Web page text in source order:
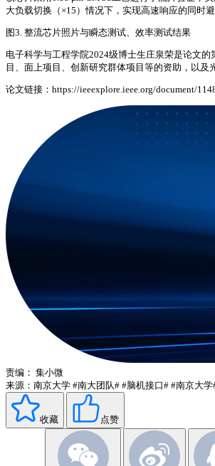
大负载切换（×15）情况下，实现高速响应的同时
图3. 整流芯片照片与瞬态测试、效率测试结果
电子科学与工程学院2024级博士生庄泉荣是论文
目、面上项目、创新研究群体项目等的资助，以及
论文链接：https://ieeexplore.ieee.org/document/
责编： 集小微
来源：南京大学 #南大团队# #脑机接口# #南京大学
收藏 点赞